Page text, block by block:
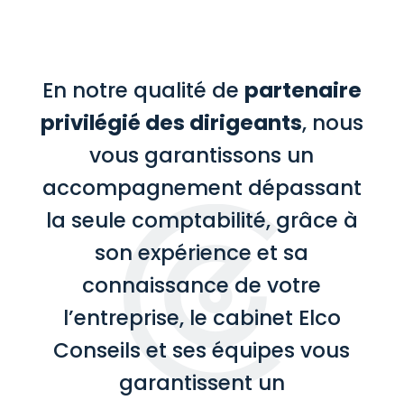
En notre qualité de partenaire
privilégié des dirigeants, nous
vous garantissons un
accompagnement dépassant
la seule comptabilité, grâce à
son expérience et sa
connaissance de votre
l’entreprise, le cabinet Elco
Conseils et ses équipes vous
garantissent un